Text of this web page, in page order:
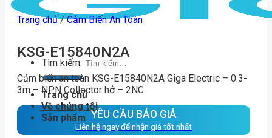
Tìm kiếm:
Trang chủ
Về chúng tôi
Sản phẩm
Trang chủ / Cảm Biến An Toàn
KSG-E15840N2A
Cảm biến an toàn KSG-E15840N2A Giga Electric – 0.3-
3m – NPN Collector hở – 2NC
YÊU CẦU BÁO GIÁ
Liên hệ ngay để nhận giá tốt nhất